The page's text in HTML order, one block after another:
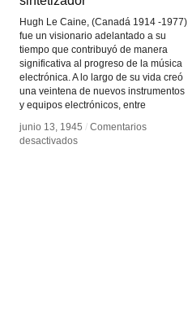
Hugh Le Caine, (Canadá 1914 -1977),
fue un visionario adelantado a su
tiempo que contribuyó de manera
significativa al progreso de la música
electrónica. A lo largo de su vida creó
una veintena de nuevos instrumentos
y equipos electrónicos, entre
junio 13, 1945 / Comentarios
desactivadosen
junio 13, 1945 / Comentarios
desactivadosen